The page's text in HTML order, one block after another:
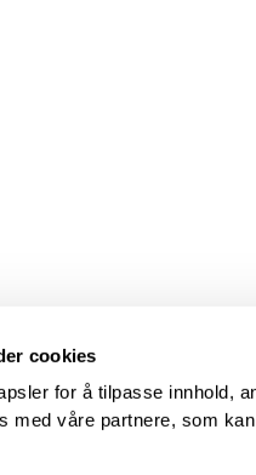
cookies
for å tilpasse innhold,
med våre partnere, som